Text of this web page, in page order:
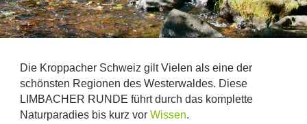
Die Kroppacher Schweiz gilt Vielen als eine der
schönsten Regionen des Westerwaldes. Diese
LIMBACHER RUNDE führt durch das komplette
Naturparadies bis kurz vor Wissen.